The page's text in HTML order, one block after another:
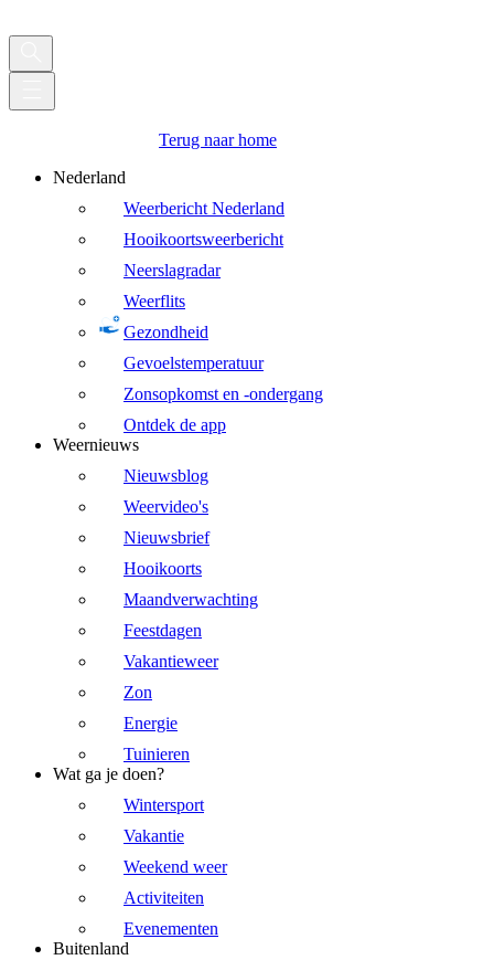
Terug naar home
Nederland
Weerbericht Nederland
Hooikoortsweerbericht
Neerslagradar
Weerflits
Gezondheid
Gevoelstemperatuur
Zonsopkomst en -ondergang
Ontdek de app
Weernieuws
Nieuwsblog
Weervideo's
Nieuwsbrief
Hooikoorts
Maandverwachting
Feestdagen
Vakantieweer
Zon
Energie
Tuinieren
Wat ga je doen?
Wintersport
Vakantie
Weekend weer
Activiteiten
Evenementen
Buitenland